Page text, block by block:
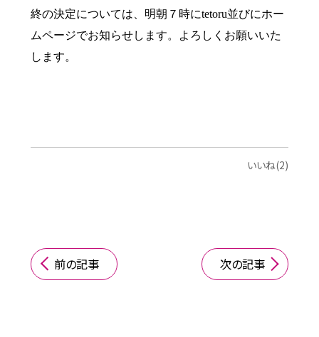
終の決定については、明朝７時にtetoru並びにホー
ムページでお知らせします。よろしくお願いいた
します。
いいね(2)
前の記事 次の記事